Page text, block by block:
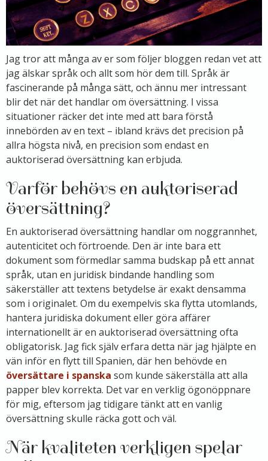
Jag tror att många av er som följer bloggen redan vet att
jag älskar språk och allt som hör dem till. Språk är
fascinerande på många sätt, och ännu mer intressant
blir det när det handlar om översättning. I vissa
situationer räcker det inte med att bara förstå
innebörden av en text – ibland krävs det precision på
allra högsta nivå, en precision som endast en
auktoriserad översättning kan erbjuda.
Varför behövs en auktoriserad
översättning?
En auktoriserad översättning handlar om noggrannhet,
autenticitet och förtroende. Den är inte bara ett
dokument som förmedlar samma budskap på ett annat
språk, utan en juridisk bindande handling som
säkerställer att textens betydelse är exakt densamma
som i originalet. Om du exempelvis ska flytta utomlands,
hantera juridiska dokument eller göra affärer
internationellt är en auktoriserad översättning ofta
obligatorisk. Jag fick själv erfara detta när jag hjälpte en
vän inför en flytt till Spanien, där hen behövde en
översättare i spanska som kunde säkerställa att alla
papper blev korrekta. Det var en verklig ögonöppnare
för mig, eftersom jag tidigare tänkt att en vanlig
översättning skulle räcka gott och väl.
När kvaliteten verkligen spelar